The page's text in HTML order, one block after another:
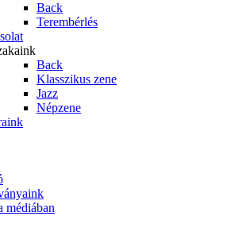
Back
Terembérlés
Back
Klasszikus zene
Jazz
Népzene
médiában